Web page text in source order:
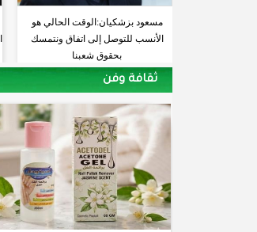
مسعود بزشكيان:الوقت الحالي هو
الأنسب للتوصل إلى اتفاق ونتمسك
بحقوق شعبنا
ثقافة وفن